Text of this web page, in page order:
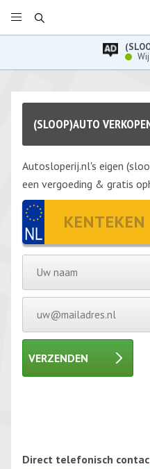
(SLOOP)AUTO
Autosloperij.nl's eigen
een vergoeding & gratis
VERZENDEN
Direct telefonisch